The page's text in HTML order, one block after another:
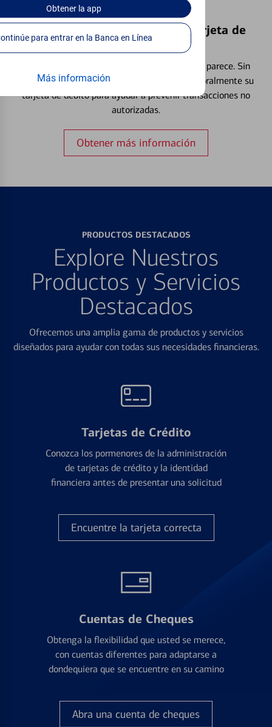
Obtenerla app
Continúe para entrar en la Banca en Línea
Más información
Bloquear y Desbloquear una Tarjeta de
Débito⁴
Extraviar una tarjeta es más común de lo que parece. Sin
embargo, puede bloquear y desbloquear temporalmente su
tarjeta de débito para ayudar a prevenir transacciones no
autorizadas.
Obtener más información
PRODUCTOS DESTACADOS
Explore Nuestros
Productos y Servicios
Destacados
Ofrecemos una amplia gama de productos y servicios
diseñados para ayudar con todas sus necesidades financieras.
Tarjetas de Crédito
Conozca los pormenores de la administración
de tarjetas de crédito y la identidad
financiera antes de presentar una solicitud
Encuentre la tarjeta correcta
Cuentas de Cheques
Obtenga la flexibilidad que usted se merece,
con cuentas diferentes para adaptarse a
dondequiera que se encuentre en su camino
Abra una cuenta de cheques